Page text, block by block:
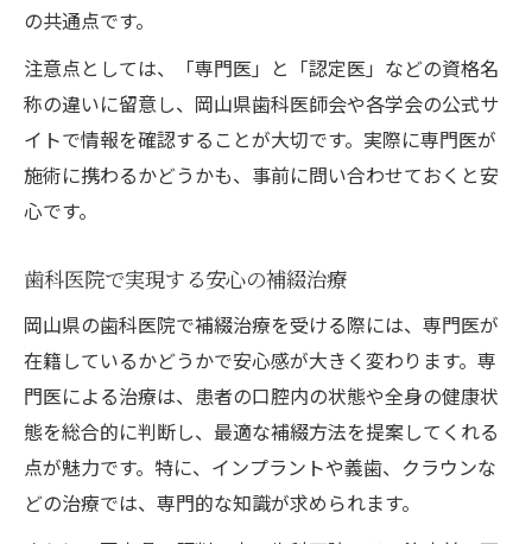
の共通点です。
注意点としては、「専門医」と「認定医」などの資格名
称の違いに留意し、岡山県歯科医師会や各学会の公式サ
イトで情報を確認することが大切です。実際に専門医が
施術に携わるかどうかも、事前に問い合わせておくと安
心です。
歯科医院で実現する安心の補綴治療
岡山県の歯科医院で補綴治療を受ける際には、専門医が
在籍しているかどうかで安心感が大きく変わります。専
門医による治療は、患者の口腔内の状態や全身の健康状
態を総合的に判断し、最適な補綴方法を提案してくれる
点が魅力です。特に、インプラントや義歯、クラウンな
どの治療では、専門的な知識が求められます。